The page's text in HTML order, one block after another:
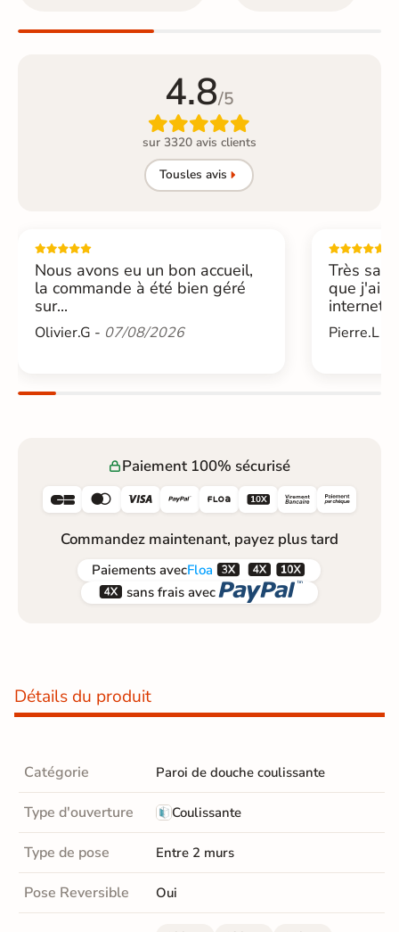
4.8/5

sur 3320 avis clients
Tousles avis
Nous avons eu un bon accueil,
la commande à été bien géré
sur...
Olivier.G - 07/08/2026
Très
que j'ai
internet....
Pierre.L -
Paiement 100% sécurisé
     
Commandez maintenant, payez plus tard
Paiements avecFloa  
 sans frais avec 
Détails du produit
Catégorie Paroi de douche coulissante
Type d'ouverture Coulissante
Type de pose Entre 2 murs
Pose Reversible Oui